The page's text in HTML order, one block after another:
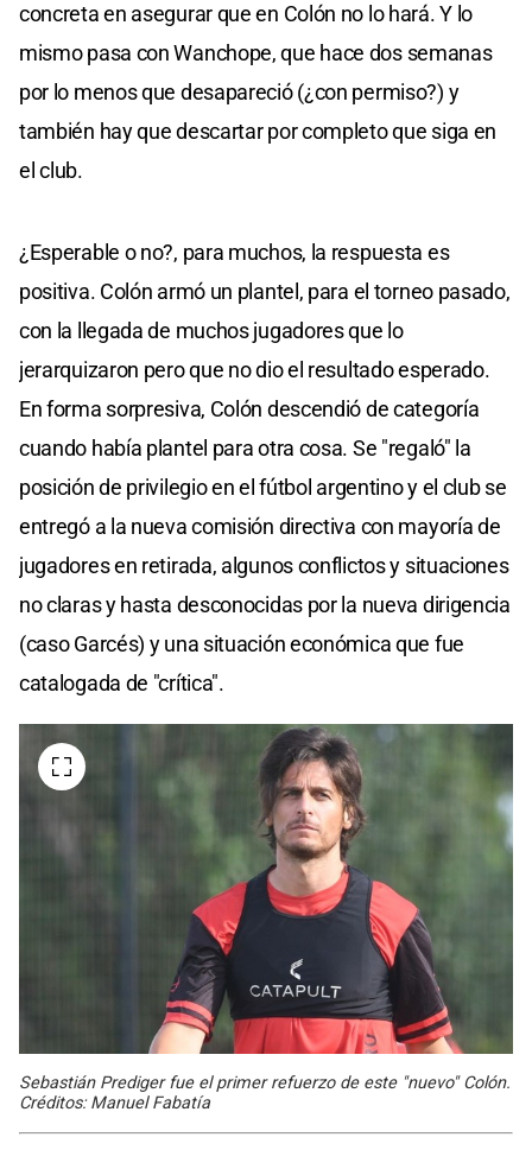
concreta en asegurar que en Colón no lo hará. Y lo
mismo pasa con Wanchope, que hace dos semanas
por lo menos que desapareció (¿con permiso?) y
también hay que descartar por completo que siga en
el club.
¿Esperable o no?, para muchos, la respuesta es
positiva. Colón armó un plantel, para el torneo pasado,
con la llegada de muchos jugadores que lo
jerarquizaron pero que no dio el resultado esperado.
En forma sorpresiva, Colón descendió de categoría
cuando había plantel para otra cosa. Se "regaló" la
posición de privilegio en el fútbol argentino y el club se
entregó a la nueva comisión directiva con mayoría de
jugadores en retirada, algunos conflictos y situaciones
no claras y hasta desconocidas por la nueva dirigencia
(caso Garcés) y una situación económica que fue
catalogada de "crítica".
Sebastián Prediger fue el primer refuerzo de este "nuevo" Colón.
Créditos: Manuel Fabatía